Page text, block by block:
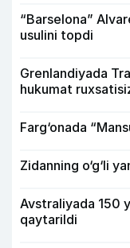
“Barselona”
usulini topdi
Grenlandiyada
hukumat
Farg‘onada
Zidanning o‘g‘li
Avstraliyada 150
qaytarildi